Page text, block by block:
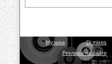
Музыка Dj mixes
Реклама на сайте